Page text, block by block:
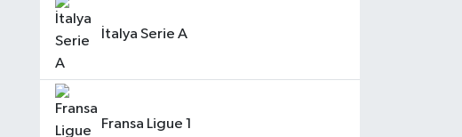
İtalya Serie A
Fransa Ligue 1